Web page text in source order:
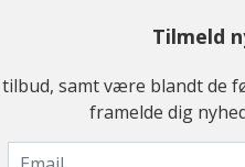
Tilmeld
tilbud, samt være blandt
framelde dig